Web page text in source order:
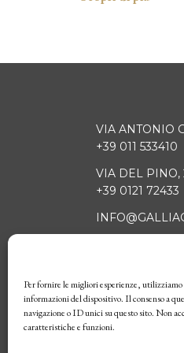
Per fornire le migliori esperienze, utilizziamo
informazioni del dispositivo. Il consenso a
navigazione o ID unici su questo sito. Non
caratteristiche e funzioni.
VIA ANTONIO
+39 011 533410
VIA DEL PINO,
+39 0121 72433
HOME